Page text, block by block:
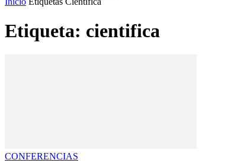
Etiqueta: cientifica
CONFERENCIAS